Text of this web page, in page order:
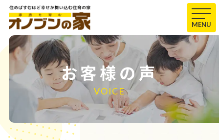
MENU
お客様の声
VOICE